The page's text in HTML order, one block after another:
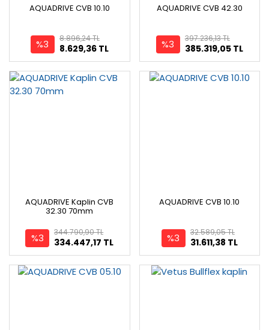
AQUADRIVE CVB 10.10
%3 8.629,36 TL
8.896,24 TL
AQUADRIVE CVB 42.30
%3 385.319,05 TL
397.236,13 TL
AQUADRIVE Kaplin CVB
32.30 70mm
%3 334.447,17 TL
344.790,90 TL
AQUADRIVE CVB 10.10
%3 31.611,38 TL
32.589,05 TL